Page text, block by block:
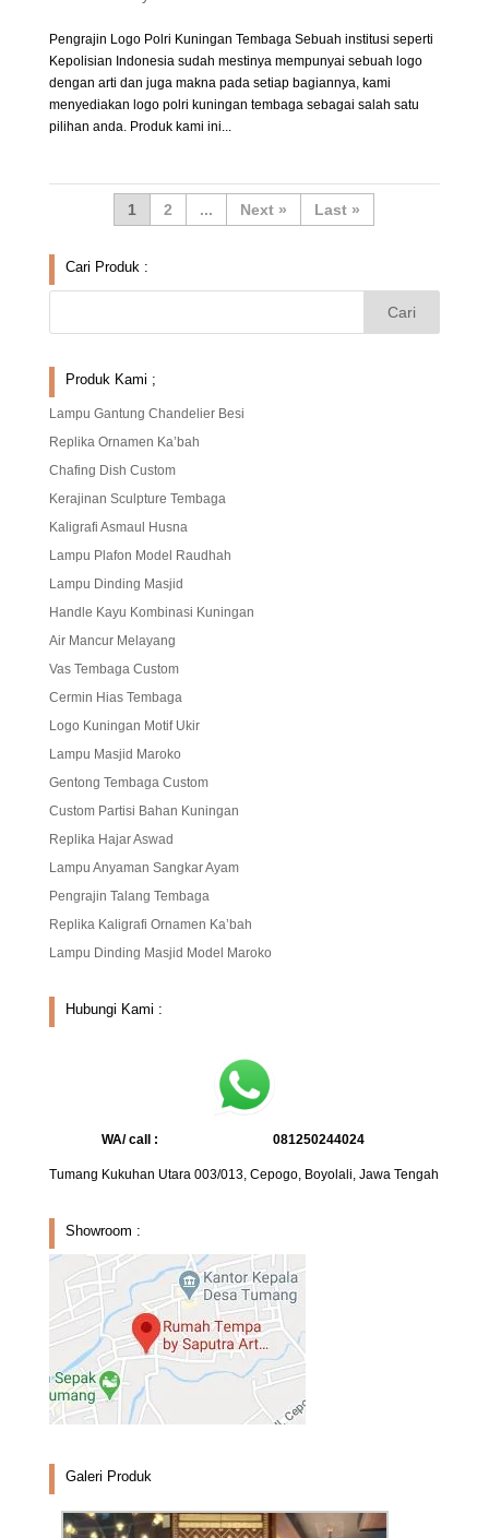
Pengrajin Logo Polri Kuningan Tembaga Sebuah institusi seperti
Kepolisian Indonesia sudah mestinya mempunyai sebuah logo
dengan arti dan juga makna pada setiap bagiannya, kami
menyediakan logo polri kuningan tembaga sebagai salah satu
pilihan anda. Produk kami ini...
1 2 ... » Last »
Cari Produk :
Produk Kami ;
Lampu Gantung Chandelier Besi
Replika Ornamen Ka’bah
Chafing Dish Custom
Kerajinan Sculpture Tembaga
Kaligrafi Asmaul Husna
Lampu Plafon Model Raudhah
Lampu Dinding Masjid
Handle Kayu Kombinasi Kuningan
Air Mancur Melayang
Vas Tembaga Custom
Cermin Hias Tembaga
Logo Kuningan Motif Ukir
Lampu Masjid Maroko
Gentong Tembaga Custom
Custom Partisi Bahan Kuningan
Replika Hajar Aswad
Lampu Anyaman Sangkar Ayam
Pengrajin Talang Tembaga
Replika Kaligrafi Ornamen Ka’bah
Lampu Dinding Masjid Model Maroko
Hubungi Kami :
WA/ call : 081250244024
Tumang Kukuhan Utara 003/013, Cepogo, Boyolali, Jawa Tengah
Showroom :
Galeri Produk